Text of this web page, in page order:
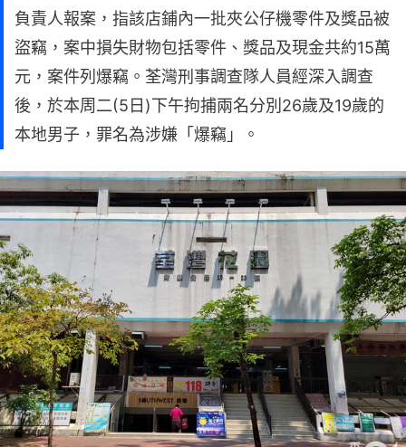
負責人報案，指該店鋪內一批夾公仔機零件及獎品被
盜竊，案中損失財物包括零件、獎品及現金共約15萬
元，案件列爆竊。荃灣刑事調查隊人員經深入調查
後，於本周二(5日)下午拘捕兩名分別26歲及19歲的
本地男子，罪名為涉嫌「爆竊」。